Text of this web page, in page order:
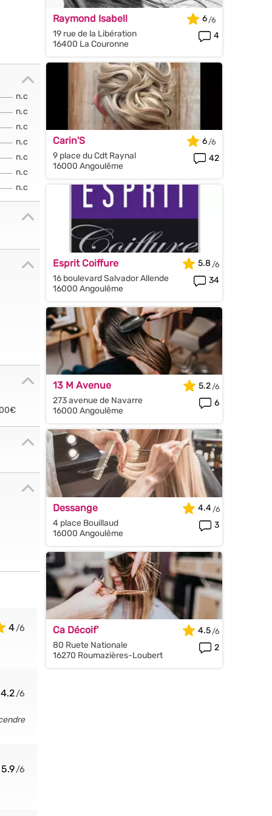
n.c
n.c
n.c
n.c
n.c
n.c
n.c
4
4.2
5.9
Raymond Isabell
19 rue de la Libération
16400 La Couronne
6
4
Carin'S
9 place du Cdt Raynal
16000 Angoulême
6
42
Esprit Coiffure
16 boulevard Salvador Allende
16000 Angoulême
5.8
34
13 M Avenue
273 avenue de Navarre
16000 Angoulême
5.2
6
Dessange
4 place Bouillaud
16000 Angoulême
4.4
3
Ca Décoif'
80 Ruete Nationale
16270 Roumazières-Loubert
4.5
2